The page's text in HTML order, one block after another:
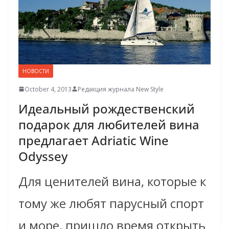
НОВОСТИ
October 4, 2013 Редакция журнала New Style
Идеальный рождественский
подарок для любителей вина
предлагает Adriatic Wine
Odyssey
Для ценителей вина, которые к
тому же любят парусный спорт
и море, пришло время открыть